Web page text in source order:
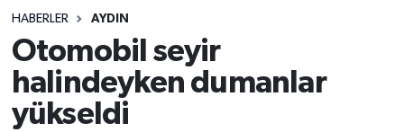
HABERLER AYDIN
Otomobil seyir
halindeyken dumanlar
yükseldi
Spor
Teknoloji